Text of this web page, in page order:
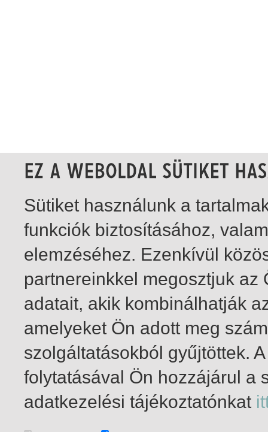
1-9 / összesen 9 találat
Sütiket használunk a
funkciók biztosításához,
elemzéséhez. Ezenkívül
partnereinkkel megosztjuk
adatait, akik kombinálhatják
amelyeket Ön adott meg
szolgáltatásokból gyűjtöttek.
folytatásával Ön hozzájárul a
adatkezelési tájékoztatónkat